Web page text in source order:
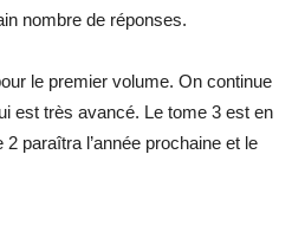
nombre de réponses.
le premier volume. On continue
est très avancé. Le tome 3 est en
paraîtra l’année prochaine et le